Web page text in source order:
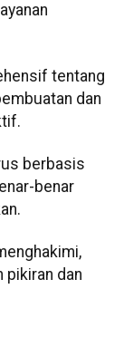
tentang
dan
berbasis
benar
pikiran dan